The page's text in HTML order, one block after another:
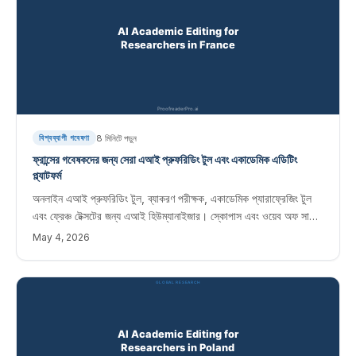
বিশ্বব্যাপী গবেষণা 8 মিনিটে পড়ুন
ফ্রান্সের গবেষকদের জন্য সেরা এআই প্রুফরিডিং টুল এবং একাডেমিক এডিটিং
প্ল্যাটফর্ম
অনলাইন এআই প্রুফরিডিং টুল, ব্যাকরণ পরীক্ষক, একাডেমিক প্যারাফ্রেজিং টুল
এবং ফ্রেঞ্চ টেক্সটের জন্য এআই হিউম্যানাইজার। স্কোপাস এবং ওয়েব অফ সায়েন্স
জার্নালে প্রকাশিত ফরাসি গবেষকদের জন্য তাত্ক্ষণিক সম্পাদনা সফ্টওয়্যার৷
May 4, 2026